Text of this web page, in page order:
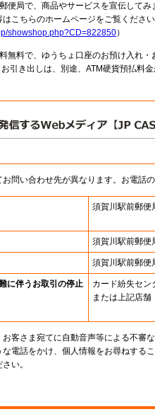
便局で、商品やサービスを宣伝してみ
こちらのホームページをご覧ください
showshop.php?CD=822850）
無料で、ゆうちょ口座のお預け入れ・
引き出しは、別途、ATM硬貨預払料金
問い合わせ先が異なります。お電話
須賀川駅前郵便
須賀川駅前郵便
須賀川駅前郵便
に伴うお取引の停止 カード紛失セン
または上記店舗
客さま宛てに自動音声等による不審
電話をかけ、個人情報をお尋ねするこ
い。